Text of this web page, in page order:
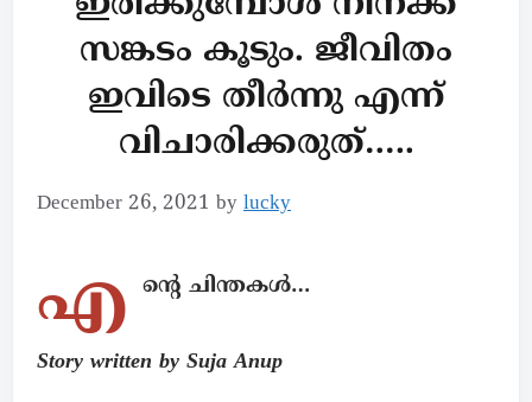
സങ്കടം കൂടും. ജീവിതം
ഇവിടെ തീർന്നു എന്ന്
വിചാരിക്കരുത്…..
December 26, 2021 by lucky
എ ൻ്റെ ചിന്തകൾ…
Story written by Suja Anup